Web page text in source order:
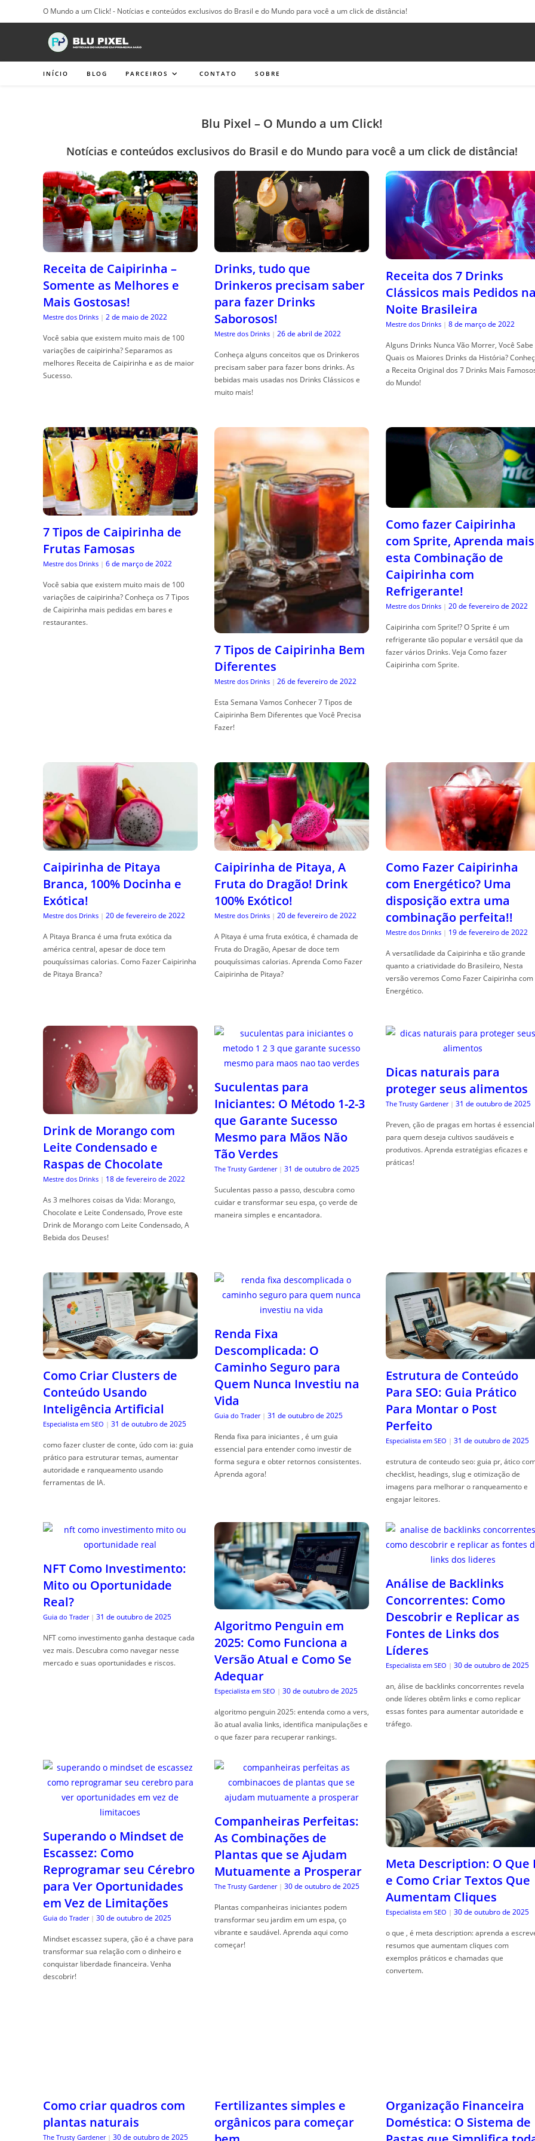
para
O Mundo a um Click! - Notícias e conteúdos exclusivos do Brasil e do Mundo para você a um click de distância!
INÍCIO BLOG PARCEIROS CONTATO SOBRE
Blu Pixel – O Mundo a um Click!
Notícias e conteúdos exclusivos do Brasil e do Mundo para você a um click de distância!
Receita de Caipirinha –
Somente as Melhores e
Mais Gostosas!
Mestre dos Drinks | 2 de maio de 2022
Você sabia que existem muito mais de 100
variações de caipirinha? Separamos as
melhores Receita de Caipirinha e as de maior
Sucesso.
Drinks, tudo que
Drinkeros precisam saber
para fazer Drinks
Saborosos!
Mestre dos Drinks | 26 de abril de 2022
Conheça alguns conceitos que os Drinkeros
precisam saber para fazer bons drinks. As
bebidas mais usadas nos Drinks Clássicos e
muito mais!
Receita dos 7 Drinks
Clássicos mais Pedidos
Noite Brasileira
Mestre dos Drinks | 8 de março de 2022
Alguns Drinks Nunca Vão Morrer, Você Sabe
Quais os Maiores Drinks da História?
a Receita Original dos 7 Drinks Mais
do Mundo!
7 Tipos de Caipirinha de
Frutas Famosas
Mestre dos Drinks | 6 de março de 2022
Você sabia que existem muito mais de 100
variações de caipirinha? Conheça os 7 Tipos
de Caipirinha mais pedidas em bares e
restaurantes.
7 Tipos de Caipirinha Bem
Diferentes
Mestre dos Drinks | 26 de fevereiro de 2022
Esta Semana Vamos Conhecer 7 Tipos de
Caipirinha Bem Diferentes que Você Precisa
Fazer!
Como fazer Caipirinha
com Sprite, Aprenda mais
esta Combinação de
Caipirinha com
Refrigerante!
Mestre dos Drinks | 20 de fevereiro de 2022
Caipirinha com Sprite!? O Sprite é um
refrigerante tão popular e versátil que da
fazer vários Drinks. Veja Como fazer
Caipirinha com Sprite.
Caipirinha de Pitaya
Branca, 100% Docinha e
Exótica!
Mestre dos Drinks | 20 de fevereiro de 2022
A Pitaya Branca é uma fruta exótica da
américa central, apesar de doce tem
pouquíssimas calorias. Como Fazer Caipirinha
de Pitaya Branca?
Caipirinha de Pitaya, A
Fruta do Dragão! Drink
100% Exótico!
Mestre dos Drinks | 20 de fevereiro de 2022
A Pitaya é uma fruta exótica, é chamada de
Fruta do Dragão, Apesar de doce tem
pouquíssimas calorias. Aprenda Como Fazer
Caipirinha de Pitaya?
Como Fazer Caipirinha
com Energético? Uma
disposição extra uma
combinação perfeita!!
Mestre dos Drinks | 19 de fevereiro de 2022
A versatilidade da Caipirinha e tão grande
quanto a criatividade do Brasileiro, Nesta
versão veremos Como Fazer Caipirinha com
Energético.
Drink de Morango com
Leite Condensado e
Raspas de Chocolate
Mestre dos Drinks | 18 de fevereiro de 2022
As 3 melhores coisas da Vida: Morango,
Chocolate e Leite Condensado, Prove este
Drink de Morango com Leite Condensado, A
Bebida dos Deuses!
Suculentas para
Iniciantes: O Método 1-2-3
que Garante Sucesso
Mesmo para Mãos Não
Tão Verdes
The Trusty Gardener | 31 de outubro de 2025
Suculentas passo a passo, descubra como
cuidar e transformar seu espa, ço verde de
maneira simples e encantadora.
Dicas naturais para
proteger seus alimentos
The Trusty Gardener | 31 de outubro de 2025
Preven, ção de pragas em hortas é essencial
para quem deseja cultivos saudáveis e
produtivos. Aprenda estratégias eficazes e
práticas!
Como Criar Clusters de
Conteúdo Usando
Inteligência Artificial
Especialista em SEO | 31 de outubro de 2025
como fazer cluster de conte, údo com ia: guia
prático para estruturar temas, aumentar
autoridade e ranqueamento usando
ferramentas de IA.
Renda Fixa
Descomplicada: O
Caminho Seguro para
Quem Nunca Investiu na
Vida
Guia do Trader | 31 de outubro de 2025
Renda fixa para iniciantes , é um guia
essencial para entender como investir de
forma segura e obter retornos consistentes.
Aprenda agora!
Estrutura de Conteúdo
Para SEO: Guia Prático
Para Montar o Post
Perfeito
Especialista em SEO | 31 de outubro de 2025
estrutura de conteudo seo: guia pr, ático
checklist, headings, slug e otimização de
imagens para melhorar o ranqueamento e
engajar leitores.
NFT Como Investimento:
Mito ou Oportunidade
Real?
Guia do Trader | 31 de outubro de 2025
NFT como investimento ganha destaque cada
vez mais. Descubra como navegar nesse
mercado e suas oportunidades e riscos.
Algoritmo Penguin em
2025: Como Funciona a
Versão Atual e Como Se
Adequar
Especialista em SEO | 30 de outubro de 2025
algoritmo penguin 2025: entenda como a vers,
ão atual avalia links, identifica manipulações e
o que fazer para recuperar rankings.
Análise de Backlinks
Concorrentes: Como
Descobrir e Replicar as
Fontes de Links dos
Líderes
Especialista em SEO | 30 de outubro de 2025
an, álise de backlinks concorrentes revela
onde líderes obtêm links e como replicar
essas fontes para aumentar autoridade e
tráfego.
Superando o Mindset de
Escassez: Como
Reprogramar seu Cérebro
para Ver Oportunidades
em Vez de Limitações
Guia do Trader | 30 de outubro de 2025
Mindset escassez supera, ção é a chave para
transformar sua relação com o dinheiro e
conquistar liberdade financeira. Venha
descobrir!
Companheiras Perfeitas:
As Combinações de
Plantas que se Ajudam
Mutuamente a Prosperar
The Trusty Gardener | 30 de outubro de 2025
Plantas companheiras iniciantes podem
transformar seu jardim em um espa, ço
vibrante e saudável. Aprenda aqui como
começar!
Meta Description: O Que
e Como Criar Textos Que
Aumentam Cliques
Especialista em SEO | 30 de outubro de 2025
o que , é meta description: aprenda a
resumos que aumentam cliques com
exemplos práticos e chamadas que
convertem.
Como criar quadros com
plantas naturais
The Trusty Gardener | 30 de outubro de 2025
Fertilizantes simples e
orgânicos para começar
Organização Financeira
Doméstica: O Sistema de